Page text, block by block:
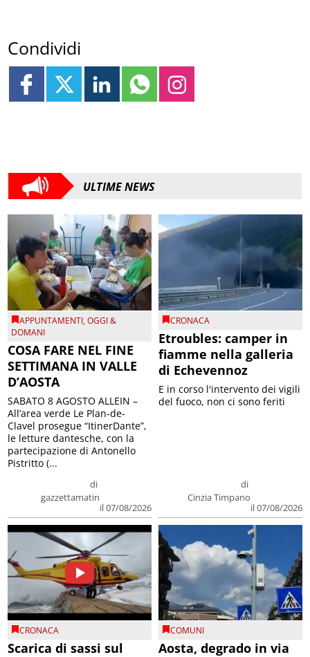
Condividi
ULTIME NEWS
APPUNTAMENTI,OGGI &
DOMANI
COSA FARE NEL FINE
SETTIMANA IN VALLE
D’AOSTA
di
gazzettamatin
il 07/08/2026
SABATO 8 AGOSTO ALLEIN –
All’area verde Le Plan-de-
Clavel prosegue “ItinerDante”,
le letture dantesche, con la
partecipazione di Antonello
Pistritto (...
CRONACA
Etroubles: camper in
fiamme nella galleria
di Echevennoz
di
Cinzia Timpano
il 07/08/2026
E in corso l'intervento dei vigili
del fuoco, non ci sono feriti
CRONACA
Scarica di sassi sul
COMUNI
Aosta, degrado in via